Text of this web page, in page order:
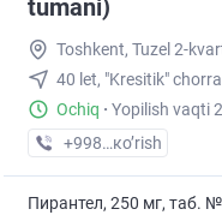
tumani)
Toshkent, Tuzel 2-
40 let, "Kresitik"
Ochiq · Yopilish vaqti
+998 (90) XXX-XX-XX
кo’rish
Пирантел, 250 мг, таб.